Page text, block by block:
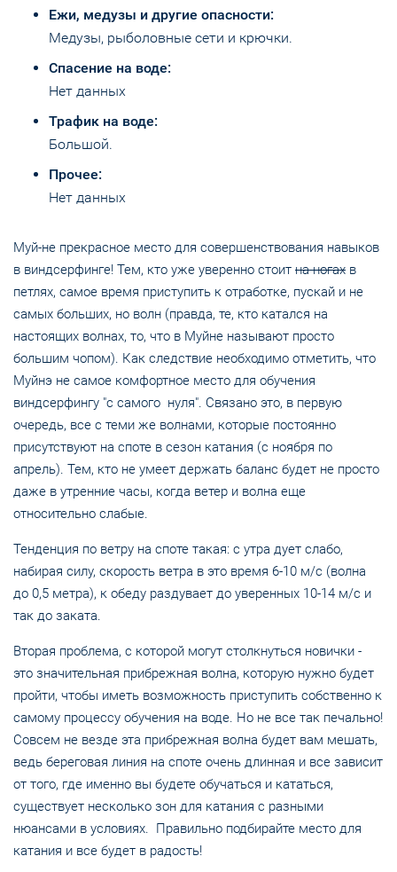
Ежи, медузы и другие опасности:
Медузы, рыболовные сети и крючки.
Спасение на воде:
Нет данных
Трафик на воде:
Большой.
Прочее:
Нет данных
Муй-не прекрасное место для совершенствования навыков
в виндсерфинге! Тем, кто уже уверенно стоит на ногах в
петлях, самое время приступить к отработке, пускай и не
самых больших, но волн (правда, те, кто катался на
настоящих волнах, то, что в Муйне называют просто
большим чопом). Как следствие необходимо отметить, что
Муйнэ не самое комфортное место для обучения
виндсерфингу "с самого нуля". Связано это, в первую
очередь, все с теми же волнами, которые постоянно
присутствуют на споте в сезон катания (с ноября по
апрель). Тем, кто не умеет держать баланс будет не просто
даже в утренние часы, когда ветер и волна еще
относительно слабые.
Тенденция по ветру на споте такая: с утра дует слабо,
набирая силу, скорость ветра в это время 6-10 м/с (волна
до 0,5 метра), к обеду раздувает до уверенных 10-14 м/с и
так до заката.
Вторая проблема, с которой могут столкнуться новички -
это значительная прибрежная волна, которую нужно будет
пройти, чтобы иметь возможность приступить собственно к
самому процессу обучения на воде. Но не все так печально!
Совсем не везде эта прибрежная волна будет вам мешать,
ведь береговая линия на споте очень длинная и все зависит
от того, где именно вы будете обучаться и кататься,
существует несколько зон для катания с разными
нюансами в условиях. Правильно подбирайте место для
катания и все будет в радость!